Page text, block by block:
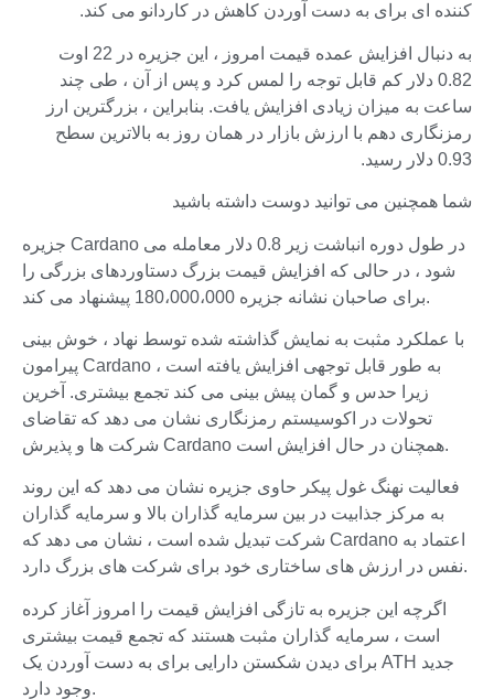
کننده ای برای به دست آوردن کاهش در کاردانو می کند.
به دنبال افزایش عمده قیمت امروز ، این جزیره در 22 اوت
0.82 دلار کم قابل توجه را لمس کرد و پس از آن ، طی چند
ساعت به میزان زیادی افزایش یافت. بنابراین ، بزرگترین ارز
رمزنگاری دهم با ارزش بازار در همان روز به بالاترین سطح
0.93 دلار رسید.
شما همچنین می توانید دوست داشته باشید
جزیره Cardano در طول دوره انباشت زیر 0.8 دلار معامله می
شود ، در حالی که افزایش قیمت بزرگ دستاوردهای بزرگی را
برای صاحبان نشانه جزیره 180،000،000 پیشنهاد می کند.
با عملکرد مثبت به نمایش گذاشته شده توسط نهاد ، خوش بینی
پیرامون Cardano به طور قابل توجهی افزایش یافته است ،
زیرا حدس و گمان پیش بینی می کند تجمع بیشتری. آخرین
تحولات در اکوسیستم رمزنگاری نشان می دهد که تقاضای
شرکت ها و پذیرش Cardano همچنان در حال افزایش است.
فعالیت نهنگ غول پیکر حاوی جزیره نشان می دهد که این روند
به مرکز جذابیت در بین سرمایه گذاران بالا و سرمایه گذاران
شرکت تبدیل شده است ، نشان می دهد که Cardano اعتماد به
نفس در ارزش های ساختاری خود برای شرکت های بزرگ دارد.
اگرچه این جزیره به تازگی افزایش قیمت را امروز آغاز کرده
است ، سرمایه گذاران مثبت هستند که تجمع قیمت بیشتری
برای دیدن شکستن دارایی برای به دست آوردن یک ATH جدید
وجود دارد.